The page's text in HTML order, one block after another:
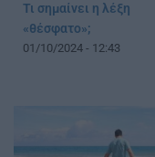
Τι σημαίνει η λέξη
«θέσφατο»;
01/10/2024 - 12:43